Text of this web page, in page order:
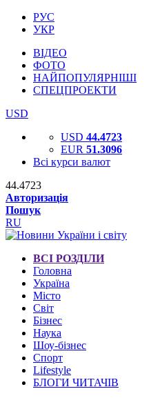
РУС
УКР
ВІДЕО
ФОТО
НАЙПОПУЛЯРНІШІ
СПЕЦПРОЕКТИ
USD
USD 44.4723
EUR 51.3096
Всі курси валют
44.4723
Авторизація
Пошук
RU
ВСІ РОЗДІЛИ
Головна
Україна
Місто
Світ
Бізнес
Наука
Шоу-бізнес
Спорт
Lifestyle
БЛОГИ ЧИТАЧІВ